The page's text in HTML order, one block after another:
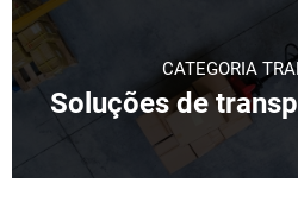
CATEGORIA
Soluções de